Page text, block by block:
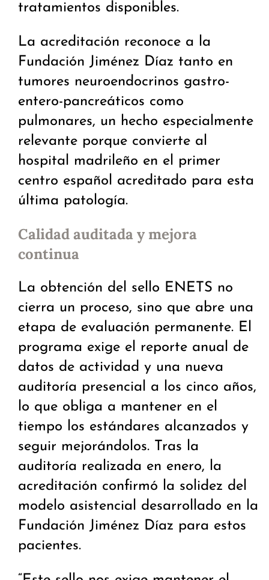
tratamientos disponibles.
La acreditación reconoce a la
Fundación Jiménez Díaz tanto en
tumores neuroendocrinos gastro-
entero-pancreáticos como
pulmonares, un hecho especialmente
relevante porque convierte al
hospital madrileño en el primer
centro español acreditado para esta
última patología.
Calidad auditada y mejora
continua
La obtención del sello ENETS no
cierra un proceso, sino que abre una
etapa de evaluación permanente. El
programa exige el reporte anual de
datos de actividad y una nueva
auditoría presencial a los cinco años,
lo que obliga a mantener en el
tiempo los estándares alcanzados y
seguir mejorándolos. Tras la
auditoría realizada en enero, la
acreditación confirmó la solidez del
modelo asistencial desarrollado en la
Fundación Jiménez Díaz para estos
pacientes.